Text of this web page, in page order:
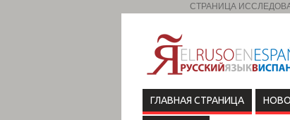
СТРАНИЦА
ГЛАВНАЯ СТРАНИЦА